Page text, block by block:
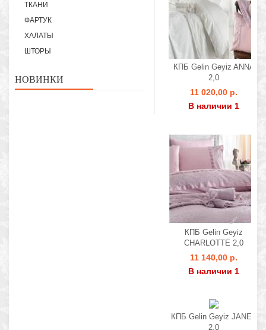
ТКАНИ
ФАРТУК
ХАЛАТЫ
ШТОРЫ
НОВИНКИ
КПБ Gelin Geyiz ANNA
2,0
11 020,00 р.
В наличии 1
КПБ Gelin Geyiz
CHARLOTTE 2,0
11 140,00 р.
В наличии 1
КПБ Gelin Geyiz JANET
2,0